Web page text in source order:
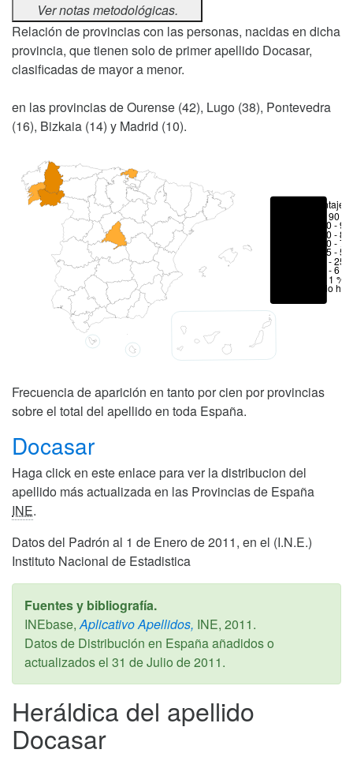
Ver notas metodológicas.
Relación de provincias con las personas, nacidas en dicha
provincia, que tienen solo de primer apellido Docasar,
clasificadas de mayor a menor.
en las provincias de Ourense (42), Lugo (38), Pontevedra
(16), Bizkaia (14) y Madrid (10).
Porcentajes
> 90 %
80 -
70 -
50 -
25 -
6 - 25
1 - 6 %
< 1 %
No hay
Frecuencia de aparición en tanto por cien por provincias
sobre el total del apellido en toda España.
Docasar
Haga click en este enlace para ver la distribucion del
apellido más actualizada en las Provincias de España
INE.
Datos del Padrón al 1 de Enero de 2011, en el (I.N.E.)
Instituto Nacional de Estadistica
Fuentes y bibliografía.
INEbase, Aplicativo Apellidos, INE, 2011.
Datos de Distribución en España añadidos o
actualizados el 31 de Julio de 2011.
Heráldica del apellido
Docasar